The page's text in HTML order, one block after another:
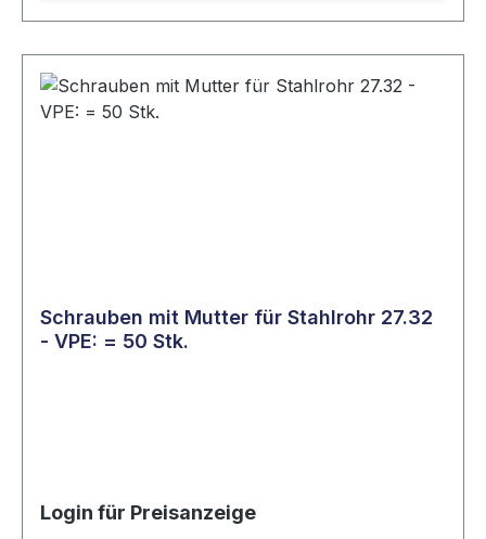
Schrauben mit Mutter für Stahlrohr 27.32
- VPE: = 50 Stk.
Login für Preisanzeige